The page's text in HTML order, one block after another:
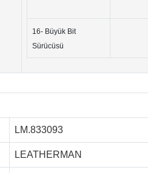
16- Büyük Bit
Sürücüsü
LM.833093
LEATHERMAN